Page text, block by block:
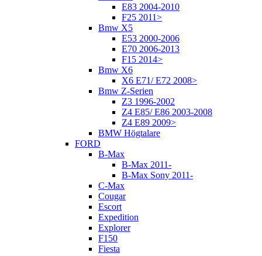
E83 2004-2010
F25 2011>
Bmw X5
E53 2000-2006
E70 2006-2013
F15 2014>
Bmw X6
X6 E71/ E72 2008>
Bmw Z-Serien
Z3 1996-2002
Z4 E85/ E86 2003-2008
Z4 E89 2009>
BMW Högtalare
FORD
B-Max
B-Max 2011-
B-Max Sony 2011-
C-Max
Cougar
Escort
Expedition
Explorer
F150
Fiesta